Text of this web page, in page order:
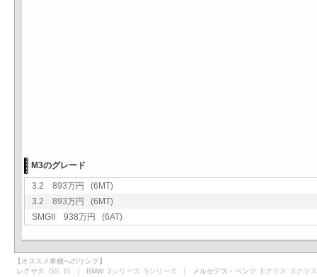
M3のグレード
3.2 893万円 (6MT)
3.2 893万円 (6MT)
SMGII 938万円 (6AT)
【オススメ車種へのリンク】
レクサス GS IS ｜ BMW 3シリーズ 5シリーズ ｜ メルセデス・ベンツ Eクラス Sクラス